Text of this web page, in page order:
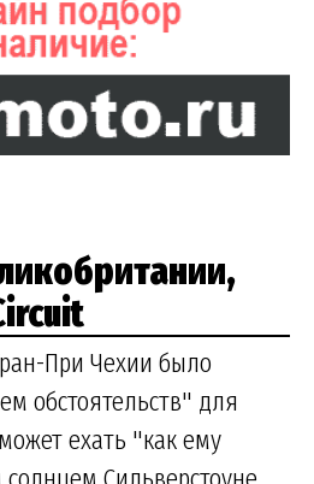
При Чехии было
обстоятельств" для
ехать "как ему